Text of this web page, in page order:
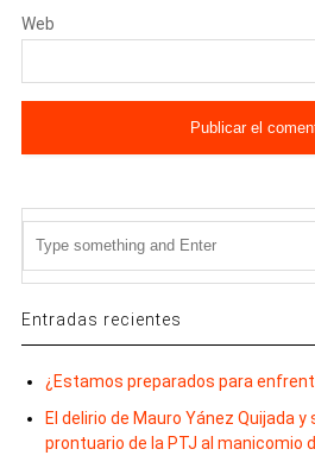
Web
Entradas recientes
¿Estamos preparados para
El delirio de Mauro Yánez Quijada
prontuario de la PTJ al manicomio